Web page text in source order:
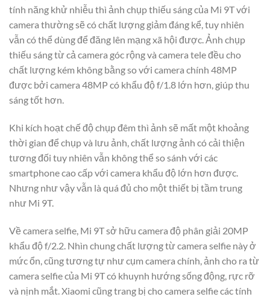
tính năng khử nhiễu thì ảnh chụp thiếu sáng của Mi 9T với
camera thường sẽ có chất lượng giảm đáng kể, tuy nhiên
vẫn có thể dùng để đăng lên mạng xã hội được. Ảnh chụp
thiếu sáng từ cả camera góc rộng và camera tele đều cho
chất lượng kém không bằng so với camera chính 48MP
được bởi camera 48MP có khẩu độ f/1.8 lớn hơn, giúp thu
sáng tốt hơn.
Khi kích hoạt chế độ chụp đêm thì ảnh sẽ mất một khoảng
thời gian để chụp và lưu ảnh, chất lượng ảnh có cải thiện
tương đối tuy nhiên vẫn không thể so sánh với các
smartphone cao cấp với camera khẩu độ lớn hơn được.
Nhưng như vậy vẫn là quá đủ cho một thiết bị tầm trung
như Mi 9T.
Về camera selfie, Mi 9T sở hữu camera độ phân giải 20MP
khẩu độ f/2.2. Nhìn chung chất lượng từ camera selfie này ở
mức ổn, cũng tương tự như cụm camera chính, ảnh cho ra từ
camera selfie của Mi 9T có khuynh hướng sống động, rực rỡ
và nịnh mắt. Xiaomi cũng trang bị cho camera selfie các tính